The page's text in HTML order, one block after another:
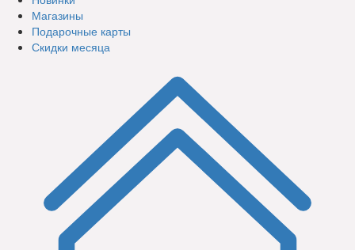
Магазины
Подарочные карты
Скидки месяца